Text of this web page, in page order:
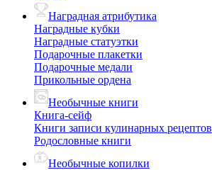
Наградная атрибутика
Наградные кубки
Наградные статуэтки
Подарочные плакетки
Подарочные медали
Прикольные ордена
Необычные книги
Книга-сейф
Книги записи кулинарных рецептов
Родословные книги
Необычные копилки